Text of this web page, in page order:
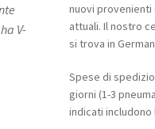
V-
nuovi provenienti
attuali. Il nostro
si trova in
Spese di
giorni (1-3
indicati includono